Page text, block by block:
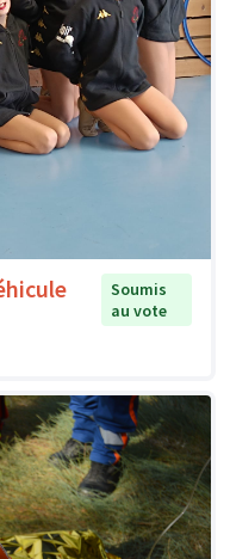
Soumis
au vote